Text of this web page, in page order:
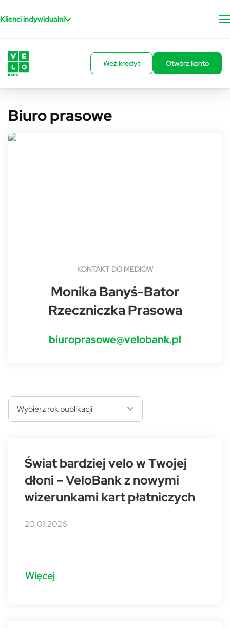
Klienci indywidualni
Weź kredyt Otwórz konto
Biuro prasowe
Rzecznik prasowy
KONTAKT DO MEDIÓW
Monika Banyś-Bator
Rzeczniczka Prasowa
biuroprasowe@velobank.pl
Wybierz rok publikacji
Świat bardziej velo w Twojej
dłoni – VeloBank z nowymi
wizerunkami kart płatniczych
20.01.2026
Więcej